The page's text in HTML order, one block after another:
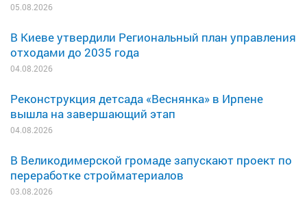
05.08.2026
В Киеве утвердили Региональный план управления
отходами до 2035 года
04.08.2026
Реконструкция детсада «Веснянка» в Ирпене
вышла на завершающий этап
04.08.2026
В Великодимерской громаде запускают проект по
переработке стройматериалов
03.08.2026